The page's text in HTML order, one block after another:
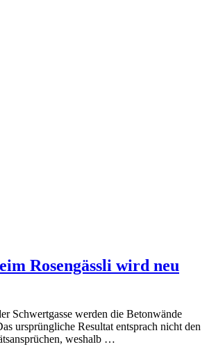
Rosengässli wird neu
Schwertgasse werden die Betonwände
ursprüngliche Resultat entsprach nicht den
weshalb …